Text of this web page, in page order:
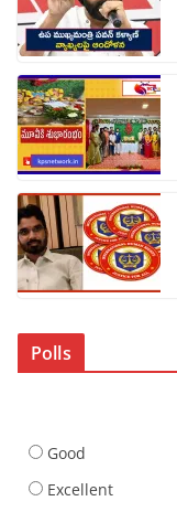
Polls
Good
Excellent